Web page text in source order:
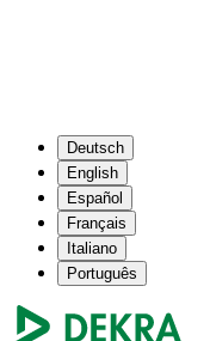
Deutsch
English
Español
Français
Italiano
Português